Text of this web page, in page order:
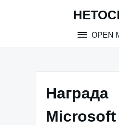
OPEN
Награда
Microsoft